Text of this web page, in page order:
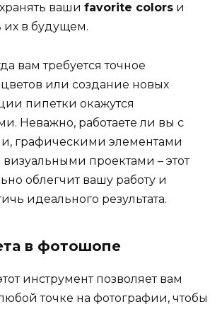
ваши favorite colors и
их в будущем.
вам требуется точное
цветов или создание новых
пипетки окажутся
Неважно, работаете ли вы с
графическими элементами
проектами – этот
облегчит вашу работу и
идеального результата.
в фотошопе
инструмент позволяет вам
точке на фотографии, чтобы